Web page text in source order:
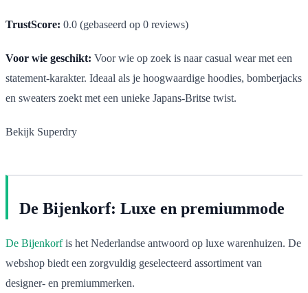
TrustScore: 0.0 (gebaseerd op 0 reviews)
Voor wie geschikt: Voor wie op zoek is naar casual wear met een
statement-karakter. Ideaal als je hoogwaardige hoodies, bomberjacks
en sweaters zoekt met een unieke Japans-Britse twist.
Bekijk Superdry
De Bijenkorf: Luxe en premiummode
De Bijenkorfis het Nederlandse antwoord op luxe warenhuizen. De
webshop biedt een zorgvuldig geselecteerd assortiment van
designer- en premiummerken.